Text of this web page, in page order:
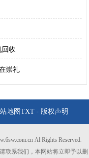
回收
崇礼
地图TXT- 版权声明
Al Rights Reserved.
联系我们，本网站将立即予以删